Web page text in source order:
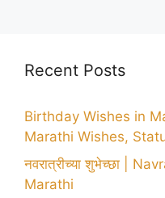
Recent Posts
Birthday Wishes in
Marathi Wishes,
नवरात्रीच्या शुभेच्छा |
Marathi